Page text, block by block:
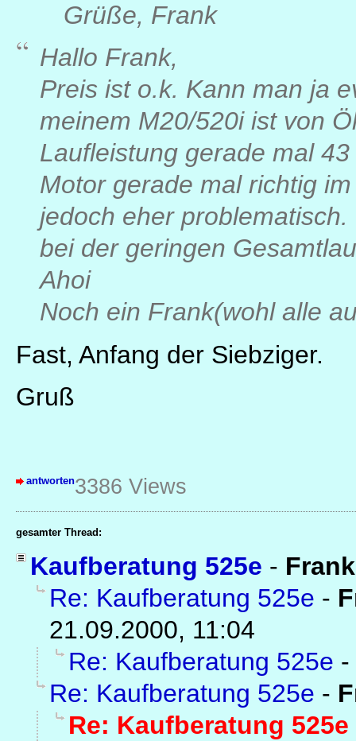
Grüße, Frank
Hallo Frank,
Preis ist o.k. Kann man ja
meinem M20/520i ist von
Laufleistung gerade mal
Motor gerade mal richtig
jedoch eher
bei der geringen
Ahoi
Noch ein Frank(wohl alle
Fast, Anfang der Siebziger.
Gruß
antworten3386 Views
gesamter Thread:
Kaufberatung 525e -
Re: Kaufberatung 525e -
21.09.2000, 11:04
Re: Kaufberatung 525e -
Re: Kaufberatung 525e -
Re: Kaufberatung 525e